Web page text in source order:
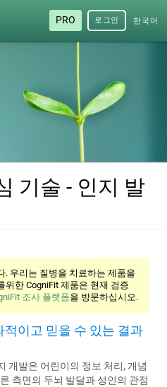
PRO 한국어
/ 韓國
로그인
기술 - 인지 발
. 우리는 질병을 치료하는 제품을
위한 CogniFit 제품은 현재 검증
조사 플랫폼을 방문하십시오.
이고 믿을 수 있는 결과
개발은 어린이의 정보 처리, 개념
측면의 두뇌 발달과 성인의 관점